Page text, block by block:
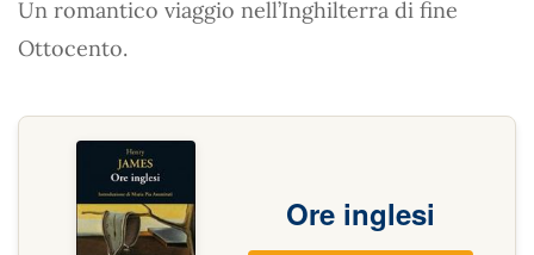
Un romantico viaggio nell’Inghilterra di fine
Ottocento.
Ore inglesi